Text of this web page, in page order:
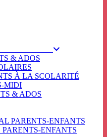
& ADOS
À LA SCOLARITÉ
MIDI
& ADOS
PARENTS-ENFANTS
ENFANTS